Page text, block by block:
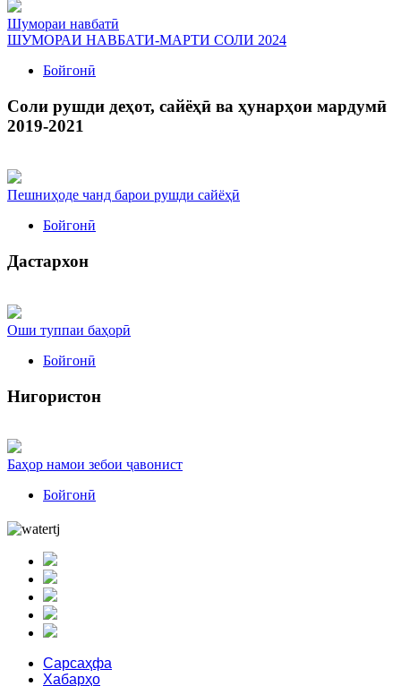
Шумораи навбатӣ
ШУМОРАИ НАВБАТИ-МАРТИ СОЛИ 2024
Бойгонӣ
Соли рушди деҳот, сайёҳӣ ва ҳунарҳои мардумӣ
2019-2021
Пешниҳоде чанд барои рушди сайёҳӣ
Бойгонӣ
Дастархон
Оши туппаи баҳорӣ
Бойгонӣ
Нигористон
Баҳор намои зебои ҷавонист
Бойгонӣ
Сарсаҳфа
Хабарҳо